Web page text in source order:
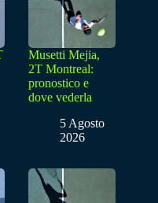
Musetti Mejia,
2T Montreal:
pronostico e
dove vederla
5 Agosto
2026